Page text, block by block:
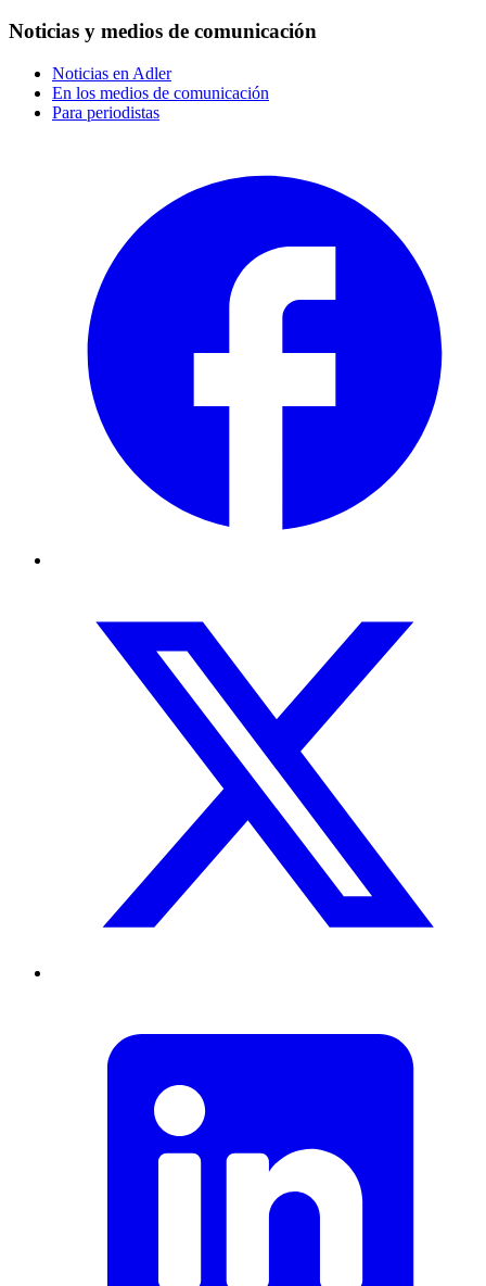
Noticias y medios de comunicación
Noticias en Adler
En los medios de comunicación
Para periodistas